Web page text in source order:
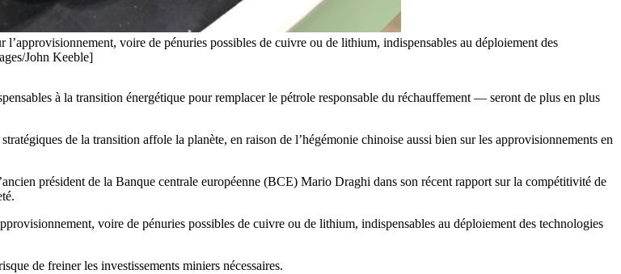
voire de pénuries possibles de cuivre ou de lithium, indispensables au déploiement des
John Keeble]
à la transition énergétique pour remplacer le pétrole responsable du réchauffement — seront de plus en plus
de la transition affole la planète, en raison de l’hégémonie chinoise aussi bien sur les approvisionnements en
président de la Banque centrale européenne (BCE) Mario Draghi dans son récent rapport sur la compétitivité de
voire de pénuries possibles de cuivre ou de lithium, indispensables au déploiement des technologies
de freiner les investissements miniers nécessaires.